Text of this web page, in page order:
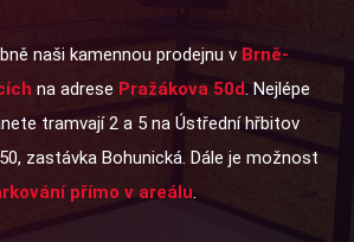
naši kamennou prodejnu v Brně-
na adrese Pražákova 50d. Nejlépe
tramvají 2 a 5 na Ústřední hřbitov
zastávka Bohunická. Dále je možnost
přímo v areálu.